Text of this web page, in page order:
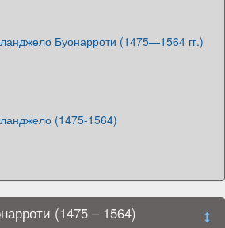
Буонарроти (1475—1564 гг.)
(1475-1564)
(1475 – 1564)